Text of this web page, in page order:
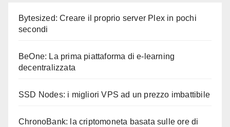
Bytesized: Creare il proprio server Plex in pochi
secondi
BeOne: La prima piattaforma di e-learning
decentralizzata
SSD Nodes: i migliori VPS ad un prezzo imbattibile
ChronoBank: la criptomoneta basata sulle ore di